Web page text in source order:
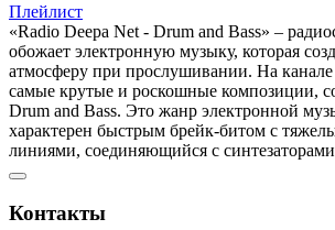
Плейлист
«Radio Deepa Net - Drum and Bass» –
обожает электронную музыку, которая
атмосферу при прослушивании. На
самые крутые и роскошные композиции,
Drum and Bass. Это жанр электронной
характерен быстрым брейк-битом с
линиями, соединяющийся с
Контакты